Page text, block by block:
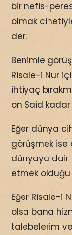
bir nefis-
olmak
der:
Benimle
Risale-i Nur
ihtiyaç
on Said
Eğer dünya
görüşmek ise
dünyaya dair
etmek olduğu
Eğer Risale-i
olsa bana
talebelerim